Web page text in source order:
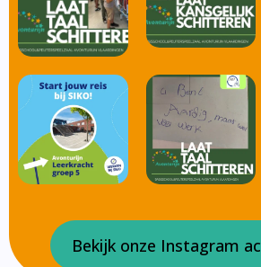
Bekijk onze Instagram